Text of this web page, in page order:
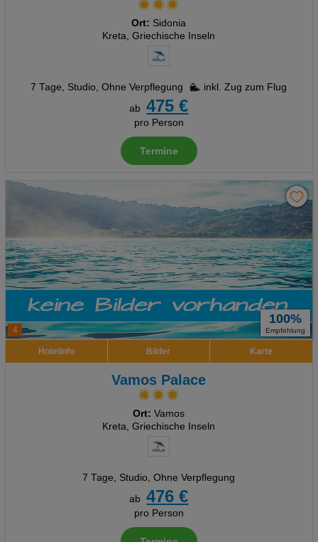
Ort: Sidonia
Kreta, Griechische Inseln
7 Tage, Studio, Ohne Verpflegung
inkl. Zug zum Flug
ab
475 €
pro Person
Termine
4
100%
Empfehlung
Hotelinfo Bilder Karte
Vamos Palace
Ort: Vamos
Kreta, Griechische Inseln
7 Tage, Studio, Ohne Verpflegung
ab
476 €
pro Person